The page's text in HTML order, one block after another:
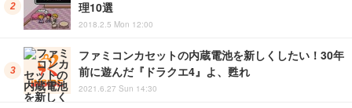
理10選
2018.2.5 Mon 12:00
ファミコンカセットの内蔵電池を新しくしたい！30年
前に遊んだ『ドラクエ4』よ、甦れ
2021.6.27 Sun 14:30